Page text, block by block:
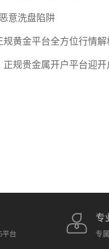
意洗盘陷阱
规黄金平台全方位行情解
规贵金属开户平台迎开
平台
专
专